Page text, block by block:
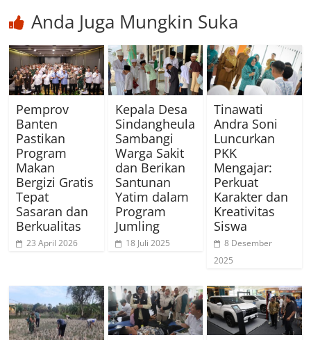
Anda Juga Mungkin Suka
Pemprov
Banten
Pastikan
Program
Makan
Bergizi Gratis
Tepat
Sasaran dan
Berkualitas
23 April 2026
Kepala Desa
Sindangheula
Sambangi
Warga Sakit
dan Berikan
Santunan
Yatim dalam
Program
Jumling
18 Juli 2025
Tinawati
Andra Soni
Luncurkan
PKK
Mengajar:
Perkuat
Karakter dan
Kreativitas
Siswa
8 Desember
2025